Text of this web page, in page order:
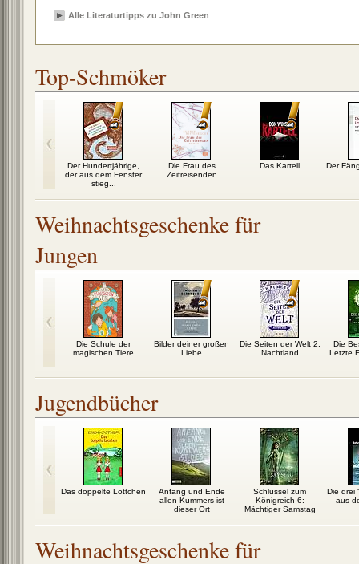
Alle Literaturtipps zu John Green
Top-Schmöker
Der Hundertjährige,
der aus dem Fenster
stieg...
Die Frau des
Zeitreisenden
Das Kartell Der
Weihnachtsgeschenke für
Jungen
Die Schule der
magischen Tiere
Bilder deiner großen
Liebe
Die Seiten der Welt 2:
Nachtland
Die
Letzte
Jugendbücher
Das doppelte Lottchen
Anfang und Ende
allen Kummers ist
dieser Ort
Schlüssel zum
Königreich 6:
Mächtiger Samstag
Die drei
aus
Weihnachtsgeschenke für